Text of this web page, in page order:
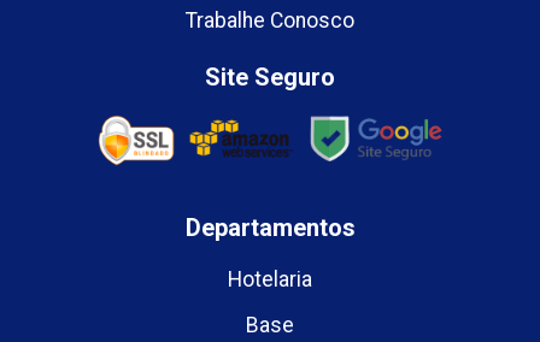
Trabalhe Conosco
Site Seguro
Departamentos
Hotelaria
Base